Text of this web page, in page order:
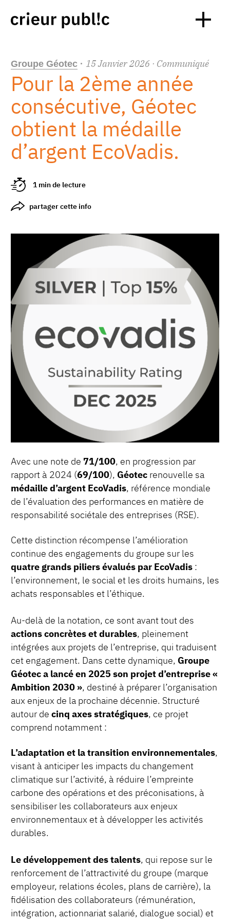
Groupe Géotec · 15Janvier2026 · Communiqué
Pour la 2ème année
consécutive, Géotec
obtient la médaille
d’argent EcoVadis.
1 min de lecture
partager cette info
Avec une note de 71/100, en progression par
rapport à 2024 (69/100), Géotec renouvelle sa
médaille d’argent EcoVadis, référence mondiale
de l’évaluation des performances en matière de
responsabilité sociétale des entreprises (RSE).
Cette distinction récompense l’amélioration
continue des engagements du groupe sur les
quatre grands piliers évalués par EcoVadis :
l’environnement, le social et les droits humains, les
achats responsables et l’éthique.
Au-delà de la notation, ce sont avant tout des
actions concrètes et durables, pleinement
intégrées aux projets de l’entreprise, qui traduisent
cet engagement. Dans cette dynamique, Groupe
Géotec a lancé en 2025 son projet d’entreprise «
Ambition 2030 », destiné à préparer l’organisation
aux enjeux de la prochaine décennie. Structuré
autour de cinq axes stratégiques, ce projet
comprend notamment :
L’adaptation et la transition environnementales,
visant à anticiper les impacts du changement
climatique sur l’activité, à réduire l’empreinte
carbone des opérations et des préconisations, à
sensibiliser les collaborateurs aux enjeux
environnementaux et à développer les activités
durables.
Le développement des talents, qui repose sur le
renforcement de l’attractivité du groupe (marque
employeur, relations écoles, plans de carrière), la
fidélisation des collaborateurs (rémunération,
intégration, actionnariat salarié, dialogue social) et